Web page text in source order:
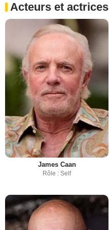
Acteurs et actrices
James Caan
Rôle : Self